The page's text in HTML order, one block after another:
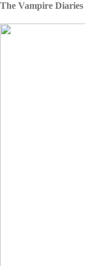
The Vampire Diaries